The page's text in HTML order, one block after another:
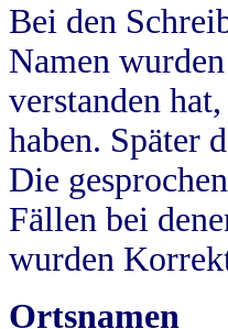
Bei den
Namen
verstanden
haben. Später
Die
Fällen bei
wurden
Ortsnamen